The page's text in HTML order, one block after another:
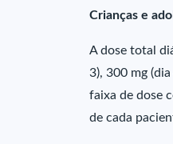
Crianças e
A dose total
3), 300 mg
faixa de dose
de cada